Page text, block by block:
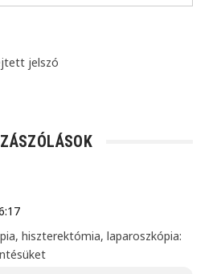
jelszó
hiszterektómia, laparoszkópia: